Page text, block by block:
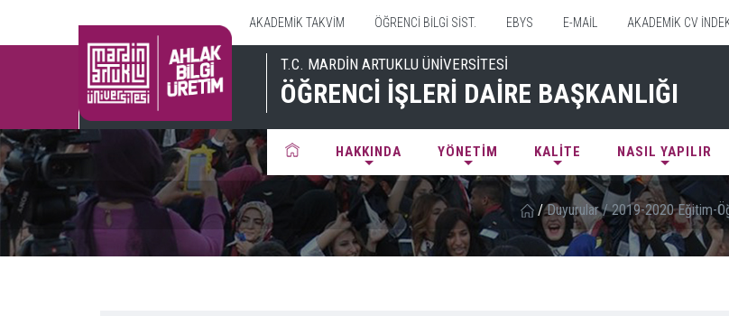
AKADEMİK TAKVİM ÖĞRENCİ BİLGİ SİST. EBYS E-MAİL AKADEMİK CV
T.C. MARDİN ARTUKLU ÜNİVERSİTESİ
ÖĞRENCİ İŞLERİ DAİRE BAŞKANLIĞI
HAKKINDA YÖNETİM KALİTE NASIL YAPILIR
/ Duyurular / 2019-2020 Eğitim-